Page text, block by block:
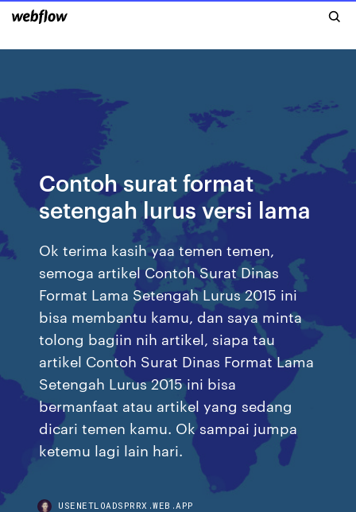
Contoh surat format
setengah lurus versi lama
Ok terima kasih yaa temen temen,
semoga artikel Contoh Surat Dinas
Format Lama Setengah Lurus 2015 ini
bisa membantu kamu, dan saya minta
tolong bagiin nih artikel, siapa tau
artikel Contoh Surat Dinas Format Lama
Setengah Lurus 2015 ini bisa
bermanfaat atau artikel yang sedang
dicari temen kamu. Ok sampai jumpa
ketemu lagi lain hari.
USENETLOADSPRRX.WEB.APP